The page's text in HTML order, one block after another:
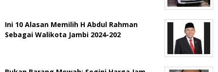
Ini 10 Alasan Memilih H Abdul Rahman
Sebagai Walikota Jambi 2024-202